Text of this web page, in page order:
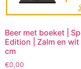
Beer met boeket |
Edition | Zalm en wit
cm
€0,00